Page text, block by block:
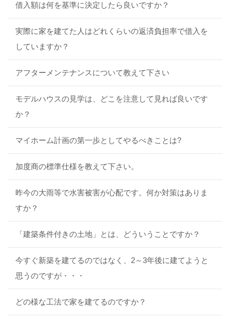
借入額は何を基準に決定したら良いですか？
実際に家を建てた人はどれくらいの返済負担率で借入を
していますか？
アフターメンテナンスについて教えて下さい
モデルハウスの見学は、どこを注意して見れば良いです
か？
マイホーム計画の第一歩としてやるべきことは?
加度商の標準仕様を教えて下さい。
昨今の大雨等で水害被害が心配です。何か対策はありま
すか？
「建築条件付きの土地」とは、どういうことですか？
今すぐ新築を建てるのではなく、2～3年後に建てようと
思うのですが・・・
どの様な工法で家を建てるのですか？